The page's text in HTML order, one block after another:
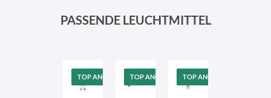
PASSENDE LEUCHTMITTEL
TOP ANGEBOT TOP ANGEBOT TOP ANGEBOT